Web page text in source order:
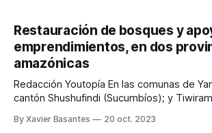
Restauración de bosques y
emprendimientos, en dos
amazónicas
Redacción Youtopía En las comunas de Yamanunka del
cantón Shushufindi (Sucumbíos); y
4.000 ha de bosques nativos. La restauración permite
By Xavier Basantes 20 oct. 2023